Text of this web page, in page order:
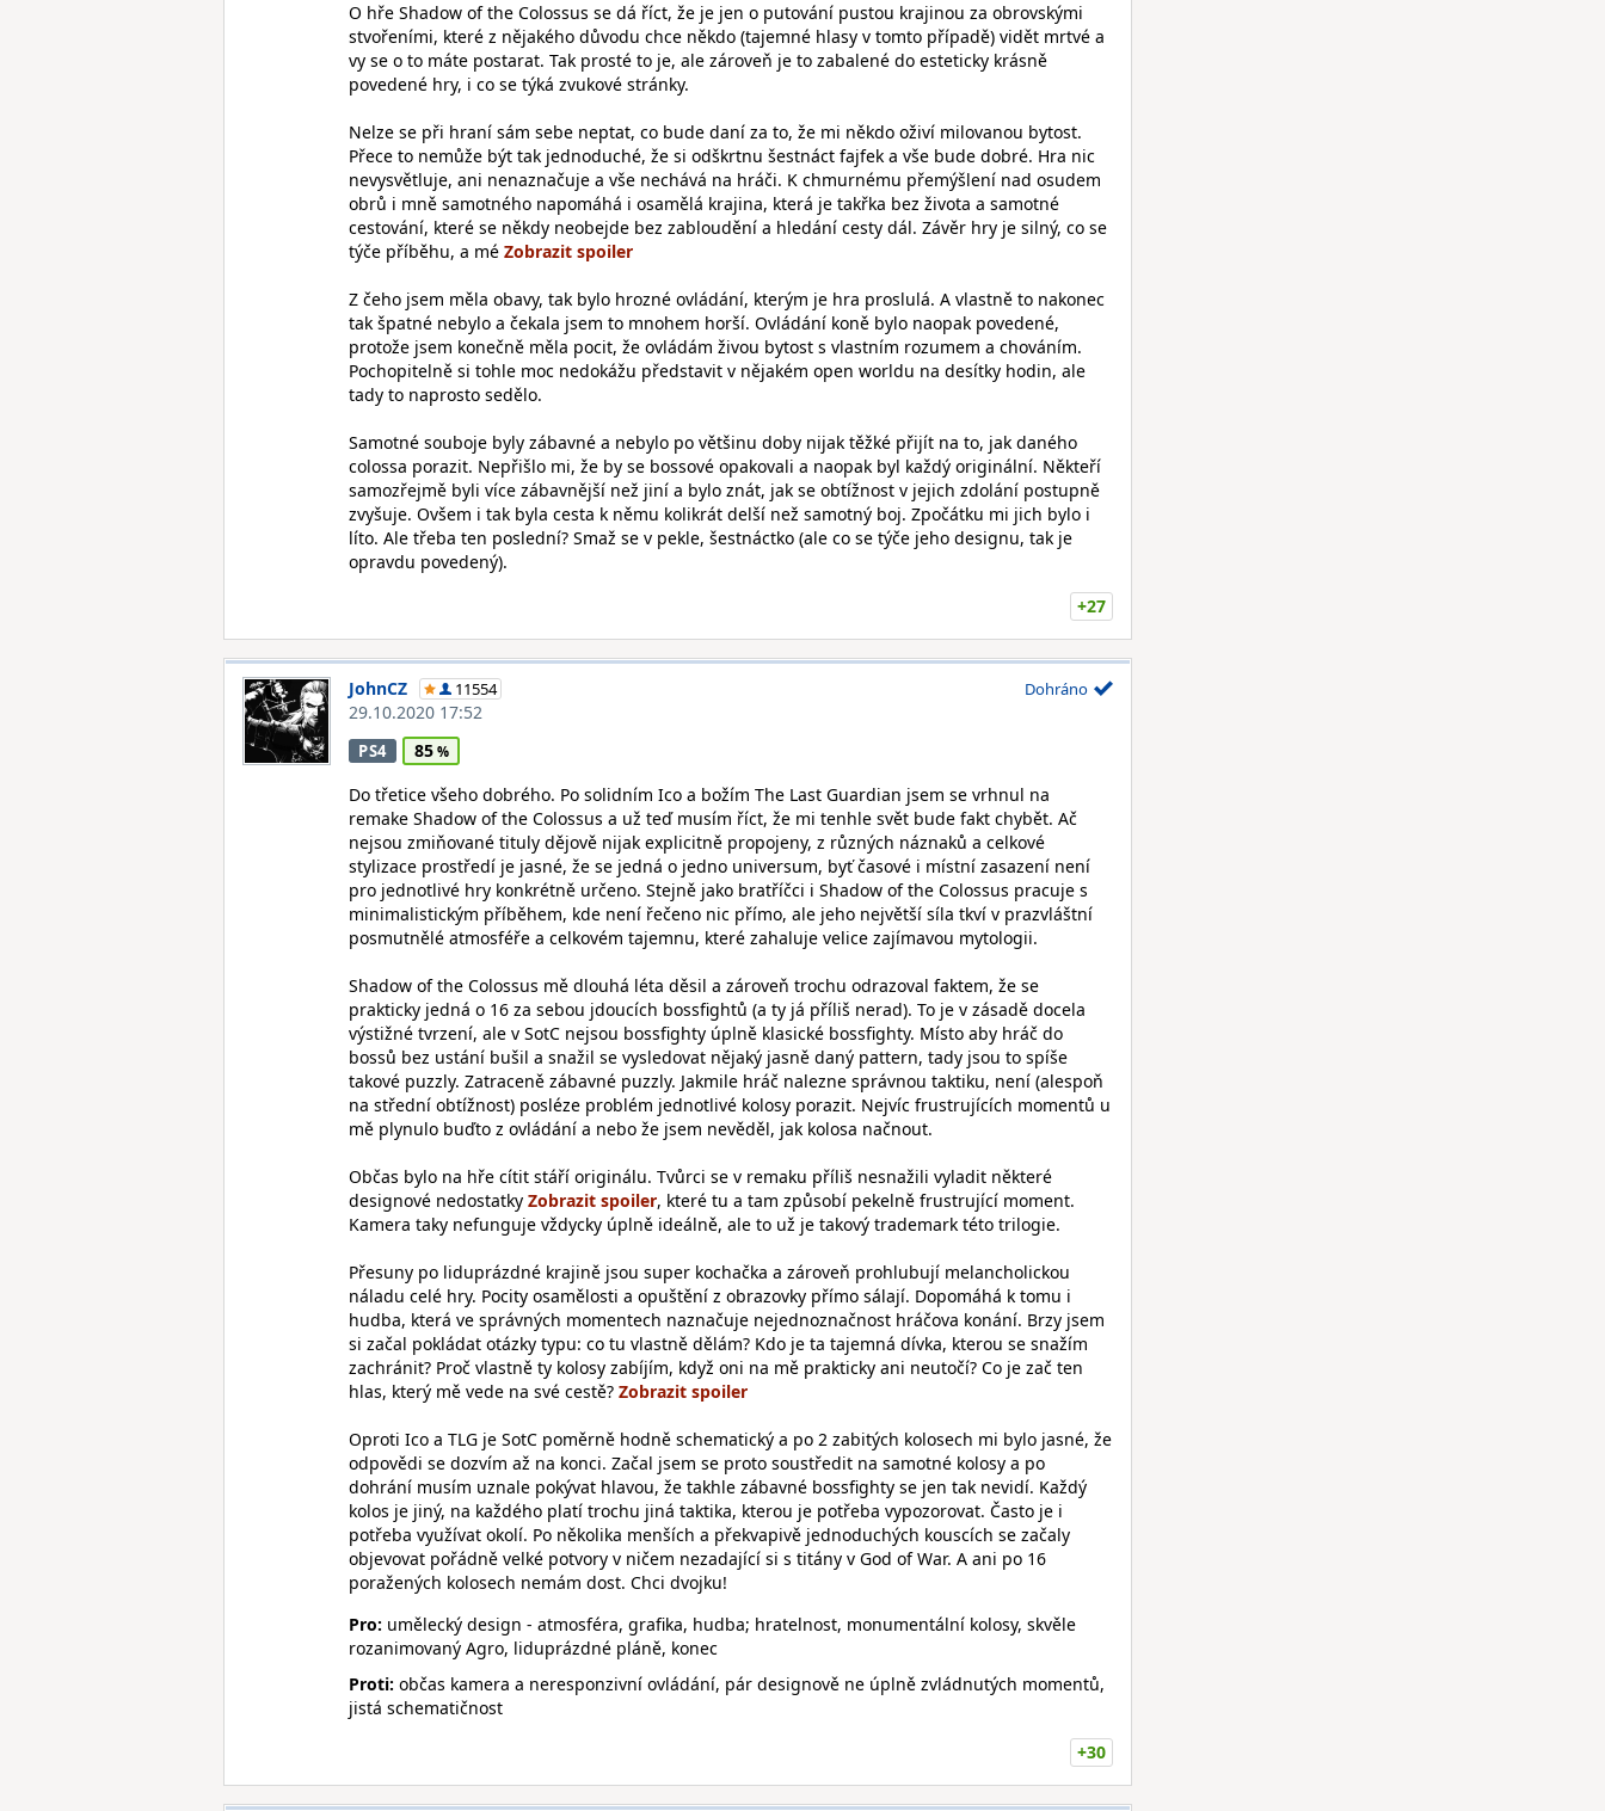
O hře Shadow of the Colossus se dá říct, že je jen o putování pustou krajinou za obrovskými
stvořeními, které z nějakého důvodu chce někdo (tajemné hlasy v tomto případě) vidět mrtvé a
vy se o to máte postarat. Tak prosté to je, ale zároveň je to zabalené do esteticky krásně
povedené hry, i co se týká zvukové stránky.
Nelze se při hraní sám sebe neptat, co bude daní za to, že mi někdo oživí milovanou bytost.
Přece to nemůže být tak jednoduché, že si odškrtnu šestnáct fajfek a vše bude dobré. Hra nic
nevysvětluje, ani nenaznačuje a vše nechává na hráči. K chmurnému přemýšlení nad osudem
obrů i mně samotného napomáhá i osamělá krajina, která je takřka bez života a samotné
cestování, které se někdy neobejde bez zabloudění a hledání cesty dál. Závěr hry je silný, co se
týče příběhu, a mé
Z čeho jsem měla obavy, tak bylo hrozné ovládání, kterým je hra proslulá. A vlastně to nakonec
tak špatné nebylo a čekala jsem to mnohem horší. Ovládání koně bylo naopak povedené,
protože jsem konečně měla pocit, že ovládám živou bytost s vlastním rozumem a chováním.
Pochopitelně si tohle moc nedokážu představit v nějakém open worldu na desítky hodin, ale
tady to naprosto sedělo.
Samotné souboje byly zábavné a nebylo po většinu doby nijak těžké přijít na to, jak daného
colossa porazit. Nepřišlo mi, že by se bossové opakovali a naopak byl každý originální. Někteří
samozřejmě byli více zábavnější než jiní a bylo znát, jak se obtížnost v jejich zdolání postupně
zvyšuje. Ovšem i tak byla cesta k němu kolikrát delší než samotný boj. Zpočátku mi jich bylo i
líto. Ale třeba ten poslední? Smaž se v pekle, šestnáctko (ale co se týče jeho designu, tak je
opravdu povedený).
+27
JohnCZ 11554
29.10.2020 17:52
Dohráno
PS4
85
Do třetice všeho dobrého. Po solidním Ico a božím The Last Guardian jsem se vrhnul na
remake Shadow of the Colossus a už teď musím říct, že mi tenhle svět bude fakt chybět. Ač
nejsou zmiňované tituly dějově nijak explicitně propojeny, z různých náznaků a celkové
stylizace prostředí je jasné, že se jedná o jedno universum, byť časové i místní zasazení není
pro jednotlivé hry konkrétně určeno. Stejně jako bratříčci i Shadow of the Colossus pracuje s
minimalistickým příběhem, kde není řečeno nic přímo, ale jeho největší síla tkví v prazvláštní
posmutnělé atmosféře a celkovém tajemnu, které zahaluje velice zajímavou mytologii.
Shadow of the Colossus mě dlouhá léta děsil a zároveň trochu odrazoval faktem, že se
prakticky jedná o 16 za sebou jdoucích bossfightů (a ty já příliš nerad). To je v zásadě docela
výstižné tvrzení, ale v SotC nejsou bossfighty úplně klasické bossfighty. Místo aby hráč do
bossů bez ustání bušil a snažil se vysledovat nějaký jasně daný pattern, tady jsou to spíše
takové puzzly. Zatraceně zábavné puzzly. Jakmile hráč nalezne správnou taktiku, není (alespoň
na střední obtížnost) posléze problém jednotlivé kolosy porazit. Nejvíc frustrujících momentů u
mě plynulo buďto z ovládání a nebo že jsem nevěděl, jak kolosa načnout.
Občas bylo na hře cítit stáří originálu. Tvůrci se v remaku příliš nesnažili vyladit některé
designové nedostatky
, které tu a tam způsobí pekelně frustrující moment.
Kamera taky nefunguje vždycky úplně ideálně, ale to už je takový trademark této trilogie.
Přesuny po liduprázdné krajině jsou super kochačka a zároveň prohlubují melancholickou
náladu celé hry. Pocity osamělosti a opuštění z obrazovky přímo sálají. Dopomáhá k tomu i
hudba, která ve správných momentech naznačuje nejednoznačnost hráčova konání. Brzy jsem
si začal pokládat otázky typu: co tu vlastně dělám? Kdo je ta tajemná dívka, kterou se snažím
zachránit? Proč vlastně ty kolosy zabíjím, když oni na mě prakticky ani neutočí? Co je zač ten
hlas, který mě vede na své cestě?
Oproti Ico a TLG je SotC poměrně hodně schematický a po 2 zabitých kolosech mi bylo jasné, že
odpovědi se dozvím až na konci. Začal jsem se proto soustředit na samotné kolosy a po
dohrání musím uznale pokývat hlavou, že takhle zábavné bossfighty se jen tak nevidí. Každý
kolos je jiný, na každého platí trochu jiná taktika, kterou je potřeba vypozorovat. Často je i
potřeba využívat okolí. Po několika menších a překvapivě jednoduchých kouscích se začaly
objevovat pořádně velké potvory v ničem nezadající si s titány v God of War. A ani po 16
poražených kolosech nemám dost. Chci dvojku!
Pro: umělecký design - atmosféra, grafika, hudba; hratelnost, monumentální kolosy, skvěle
rozanimovaný Agro, liduprázdné pláně, konec
Proti: občas kamera a neresponzivní ovládání, pár designově ne úplně zvládnutých momentů,
jistá schematičnost
+30